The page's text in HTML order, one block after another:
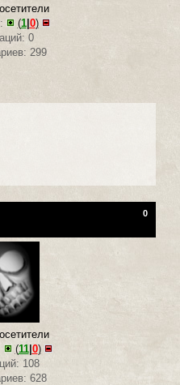
(1|0)
0
299
0
(11|0)
108
628